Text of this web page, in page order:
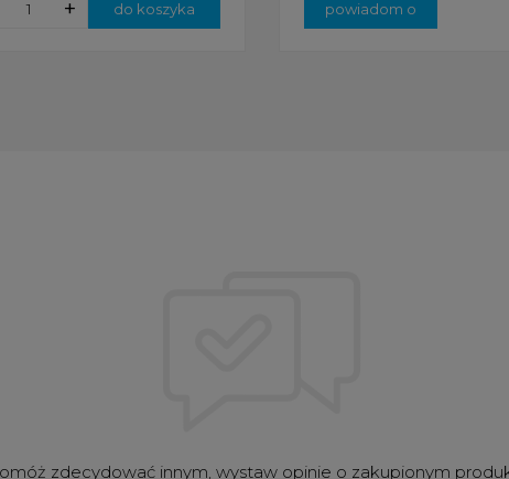
+ do koszyka
powiadom o
zdecydować innym, wystaw opinie o zakupionym